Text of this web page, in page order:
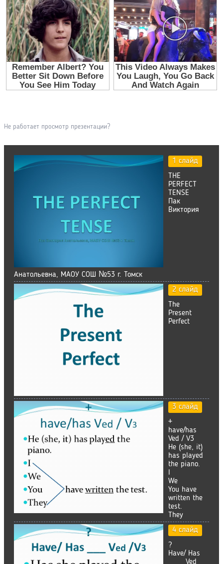
Не работает просмотр презентации?
1 слайд
THE
PERFECT
TENSE
Пак
Виктория
Анатольевна, МАОУ СОШ №53 г. Томск
2 слайд
The
Present
Perfect
3 слайд
+
have/has
Ved / V3
He (she, it)
has played
the piano.
We
You have
written the
test.
They
4 слайд
?
Have/ Has
___ Ved